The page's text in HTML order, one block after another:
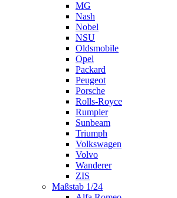
MG
Nash
Nobel
NSU
Oldsmobile
Opel
Packard
Peugeot
Porsche
Rolls-Royce
Rumpler
Sunbeam
Triumph
Volkswagen
Volvo
Wanderer
ZIS
Maßstab 1/24